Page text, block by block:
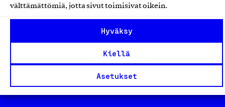
välttämättömiä, jotta sivut toimisivat oikein.
Hyväksy
Kiellä
Asetukset
Yhteiskunnallinen Yritys -merkki